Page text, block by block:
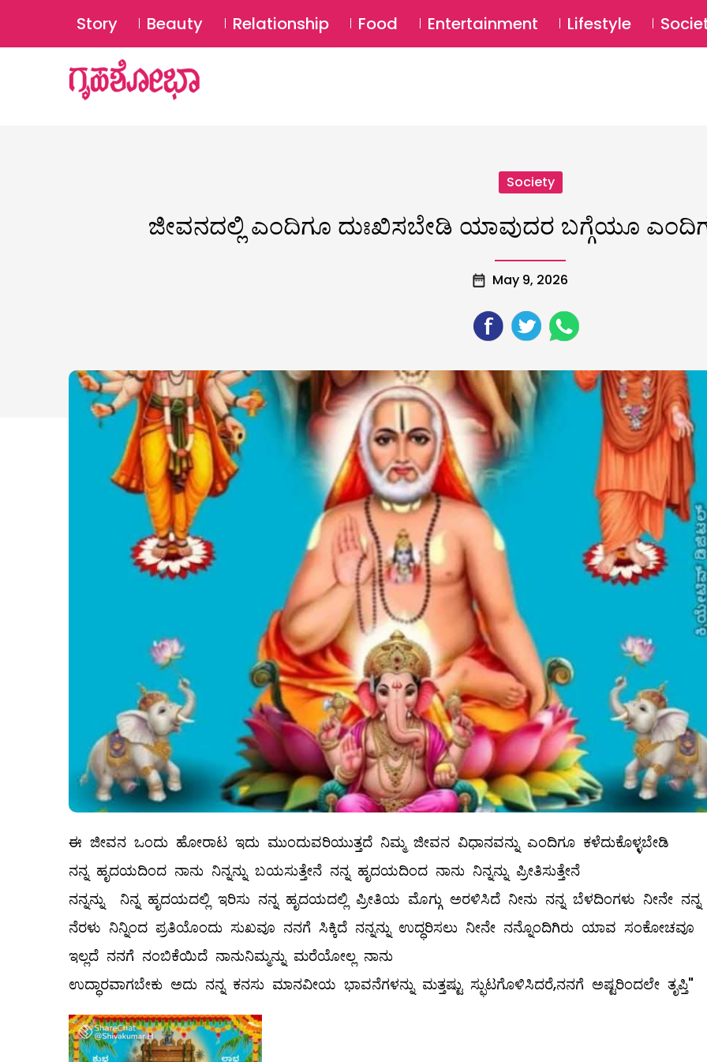
Story Beauty Relationship Food Entertainment Lifestyle
Society
ಜೀವನದಲ್ಲಿ ಎಂದಿಗೂ ದುಃಖಿಸಬೇಡಿ ಯಾವುದರ ಬಗ್ಗೆಯೂ
May 9, 2026
ಈ ಜೀವನ ಒಂದು ಹೋರಾಟ ಇದು ಮುಂದುವರಿಯುತ್ತದೆ ನಿಮ್ಮ ಜೀವನ ವಿಧಾನವನ್ನು ಎಂದಿಗೂ ಕಳೆದುಕೊಳ್ಳಬೇಡಿ
ನನ್ನ ಹೃದಯದಿಂದ ನಾನು ನಿನ್ನನ್ನು ಬಯಸುತ್ತೇನೆ ನನ್ನ ಹೃದಯದಿಂದ ನಾನು ನಿನ್ನನ್ನು ಪ್ರೀತಿಸುತ್ತೇನೆ
ನನ್ನನ್ನು ನಿನ್ನ ಹೃದಯದಲ್ಲಿ ಇರಿಸು ನನ್ನ ಹೃದಯದಲ್ಲಿ ಪ್ರೀತಿಯ ಮೊಗ್ಗು ಅರಳಿಸಿದೆ ನೀನು ನನ್ನ ಬೆಳದಿಂಗಳು ನೀನೇ ನನ್ನ
ನೆರಳು ನಿನ್ನಿಂದ ಪ್ರತಿಯೊಂದು ಸುಖವೂ ನನಗೆ ಸಿಕ್ಕಿದೆ ನನ್ನನ್ನು ಉದ್ಧರಿಸಲು ನೀನೇ ನನ್ನೊಂದಿಗಿರು ಯಾವ ಸಂಕೋಚವೂ
ಇಲ್ಲದೆ ನನಗೆ ನಂಬಿಕೆಯಿದೆ ನಾನುನಿಮ್ಮನ್ನು ಮರೆಯೋಲ್ಲ ನಾನು
ಉದ್ಧಾರವಾಗಬೇಕು ಅದು ನನ್ನ ಕನಸು ಮಾನವೀಯ ಭಾವನೆಗಳನ್ನು ಮತ್ತಷ್ಟು ಸ್ಫುಟಗೊಳಿಸಿದರೆ,ನನಗೆ ಅಷ್ಟರಿಂದಲೇ ತೃಪ್ತಿ"